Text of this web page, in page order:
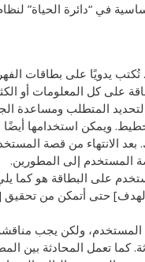
يدويًا على بطاقات
على كل المعلومات أو
المتطلب ومساعدة
ويمكن استخدامها
بعد الانتهاء من قصة
المستخدم إلى المطورين.
على البطاقة هو كما
حتى أتمكن من تحقيق
ولكن يجب
كما تعمل المحادثة بين